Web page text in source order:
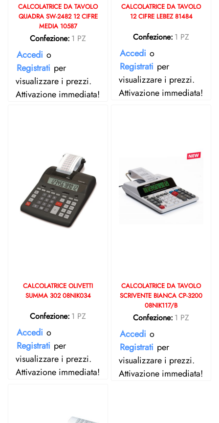
CALCOLATRICE DA TAVOLO
QUADRA SW-2482 12 CIFRE
MEDIA 10587
Confezione: 1 PZ
Accedi o
Registrati per
visualizzare i prezzi.
Attivazione immediata!
CALCOLATRICE DA TAVOLO
12 CIFRE LEBEZ 81484
Confezione: 1 PZ
Accedi o
Registrati per
visualizzare i prezzi.
Attivazione immediata!
CALCOLATRICE OLIVETTI
SUMMA 302 08NIK034
Confezione: 1 PZ
Accedi o
Registrati per
visualizzare i prezzi.
Attivazione immediata!
CALCOLATRICE DA TAVOLO
SCRIVENTE BIANCA CP-3200
08NIK117/B
Confezione: 1 PZ
Accedi o
Registrati per
visualizzare i prezzi.
Attivazione immediata!